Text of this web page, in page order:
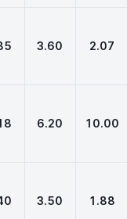
3.60 2.07
6.20 10.00
3.50 1.88